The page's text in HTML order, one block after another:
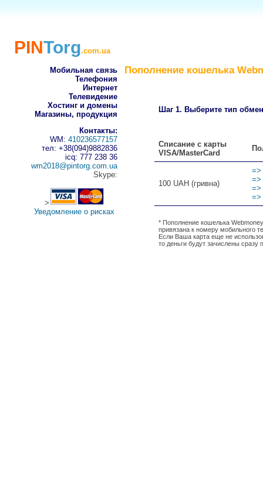
PINTorg.com.ua
Мобильная связь
Телефония
Интернет
Телевидение
Хостинг и домены
Магазины, продукция
Контакты:
WM: 410236577157
тел: +38(094)9882836
icq: 777 238 36
wm2018@pintorg.com.ua
Skype:
>
Уведомление о рисках
Пополнение кошелька
Шаг 1. Выберите тип
Списание с карты
VISA/MasterCard
100 UAH (гривна)
* Пополнение кошелька
привязана к номеру мобильного
Если Ваша карта еще не
то деньги будут зачислены сразу